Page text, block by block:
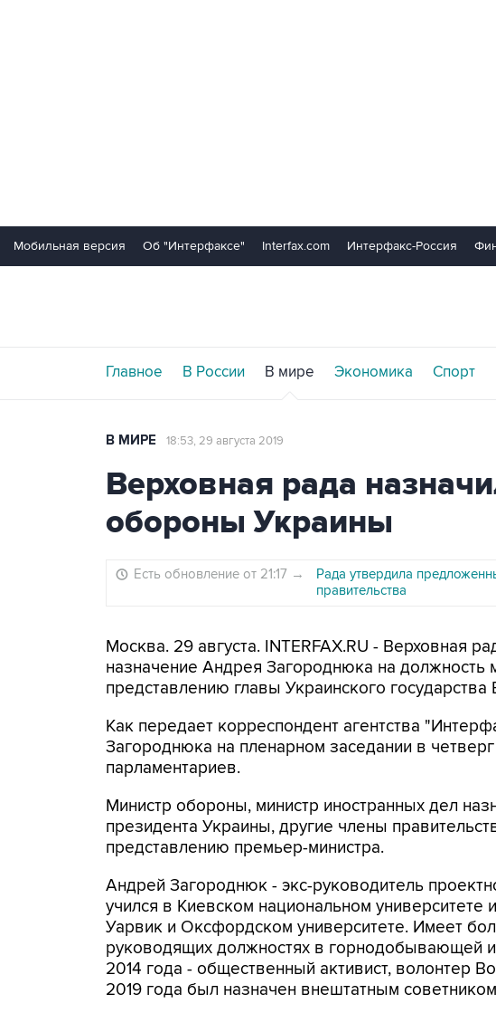
Мобильная версия Об "Интерфаксе" Interfax.com Интерфакс-Россия
Главное В России В мире Экономика Спорт
В МИРЕ 18:53, 29 августа 2019
Верховная рада
обороны Украины
Есть обновление от 21:17 →
Рада утвердила
правительства
Москва. 29 августа. INTERFAX.RU - Верховная
назначение Андрея Загороднюка на
представлению главы Украинского
Как передает корреспондент агентства
Загороднюка на пленарном заседании в
парламентариев.
Министр обороны, министр иностранных дел
президента Украины, другие члены
представлению премьер-министра.
Андрей Загороднюк - экс-руководитель
учился в Киевском национальном
Уарвик и Оксфордском университете. Имеет
руководящих должностях в горнодобывающей
2014 года - общественный активист, волонтер
2019 года был назначен внештатным